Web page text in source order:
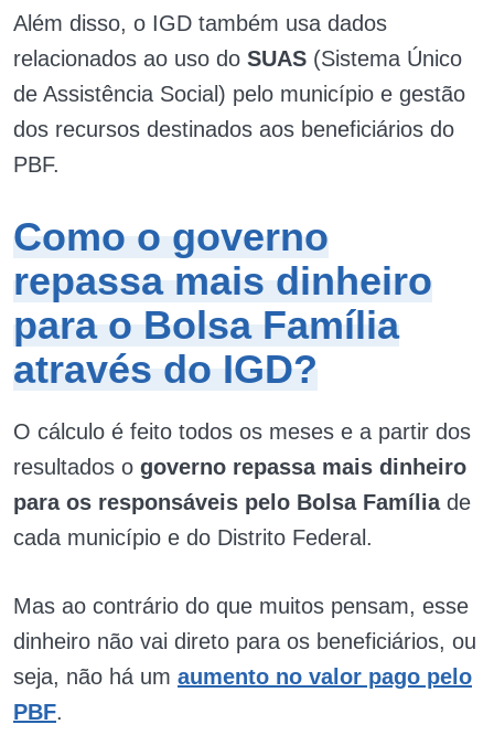
Além disso, o IGD também usa dados
relacionados ao uso do SUAS (Sistema Único
de Assistência Social) pelo município e gestão
dos recursos destinados aos beneficiários do
PBF.
Como o governo
repassa mais dinheiro
para o Bolsa Família
através do IGD?
O cálculo é feito todos os meses e a partir dos
resultados o governo repassa mais dinheiro
para os responsáveis pelo Bolsa Famíliade
cada município e do Distrito Federal.
Mas ao contrário do que muitos pensam, esse
dinheiro não vai direto para os beneficiários, ou
seja, não há um aumento no valor pago pelo
PBF.